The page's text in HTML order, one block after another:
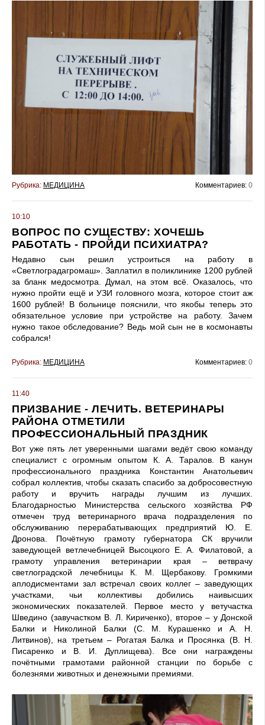
Рубрика: МЕДИЦИНА Комментариев: 0
10:10
ВОПРОС ПО СУЩЕСТВУ: ХОЧЕШЬ
РАБОТАТЬ - ПРОЙДИ ПСИХИАТРА?
Недавно сын решил устроиться на работу в
«Светлоградагромаш». Заплатил в поликлинике 1200 рублей
за бланк медосмотра. Думал, на этом всё. Оказалось, что
нужно пройти ещё и УЗИ головного мозга, которое стоит аж
1600 рублей! В больнице пояснили, что якобы теперь это
обязательное условие при устройстве на работу. Зачем
нужно такое обследование? Ведь мой сын не в космонавты
собрался!
Рубрика: МЕДИЦИНА Комментариев: 0
11:40
ПРИЗВАНИЕ - ЛЕЧИТЬ. ВЕТЕРИНАРЫ
РАЙОНА ОТМЕТИЛИ
ПРОФЕССИОНАЛЬНЫЙ ПРАЗДНИК
Вот уже пять лет уверенными шагами ведёт свою команду
специалист с огромным опытом К. А. Таралов. В канун
профессионального праздника Константин Анатольевич
собрал коллектив, чтобы сказать спасибо за добросовестную
работу и вручить награды лучшим из лучших.
Благодарностью Министерства сельского хозяйства РФ
отмечен труд ветеринарного врача подразделения по
обслуживанию перерабатывающих предприятий Ю. Е.
Дронова. Почётную грамоту губернатора СК вручили
заведующей ветлечебницей Высоцкого Е. А. Филатовой, а
грамоту управления ветеринарии края – ветврачу
светлоградской лечебницы К. М. Щербакову. Громкими
аплодисментами зал встречал своих коллег – заведующих
участками, чьи коллективы добились наивысших
экономических показателей. Первое место у ветучастка
Шведино (завучастком В. Л. Кириченко), второе – у Донской
Балки и Николиной Балки (С. М. Курашенко и А. Н.
Литвинов), на третьем – Рогатая Балка и Просянка (В. Н.
Писаренко и В. И. Дуплищева). Все они награждены
почётными грамотами районной станции по борьбе с
болезнями животных и денежными премиями.